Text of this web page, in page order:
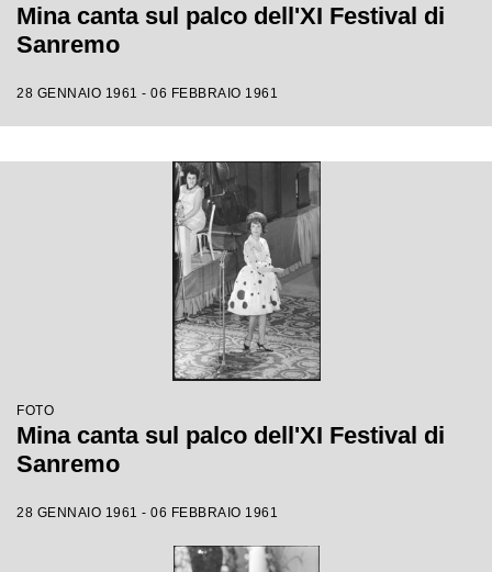
Mina canta sul palco dell'XI Festival di
Sanremo
28 GENNAIO 1961 - 06 FEBBRAIO 1961
FOTO
Mina canta sul palco dell'XI Festival di
Sanremo
28 GENNAIO 1961 - 06 FEBBRAIO 1961